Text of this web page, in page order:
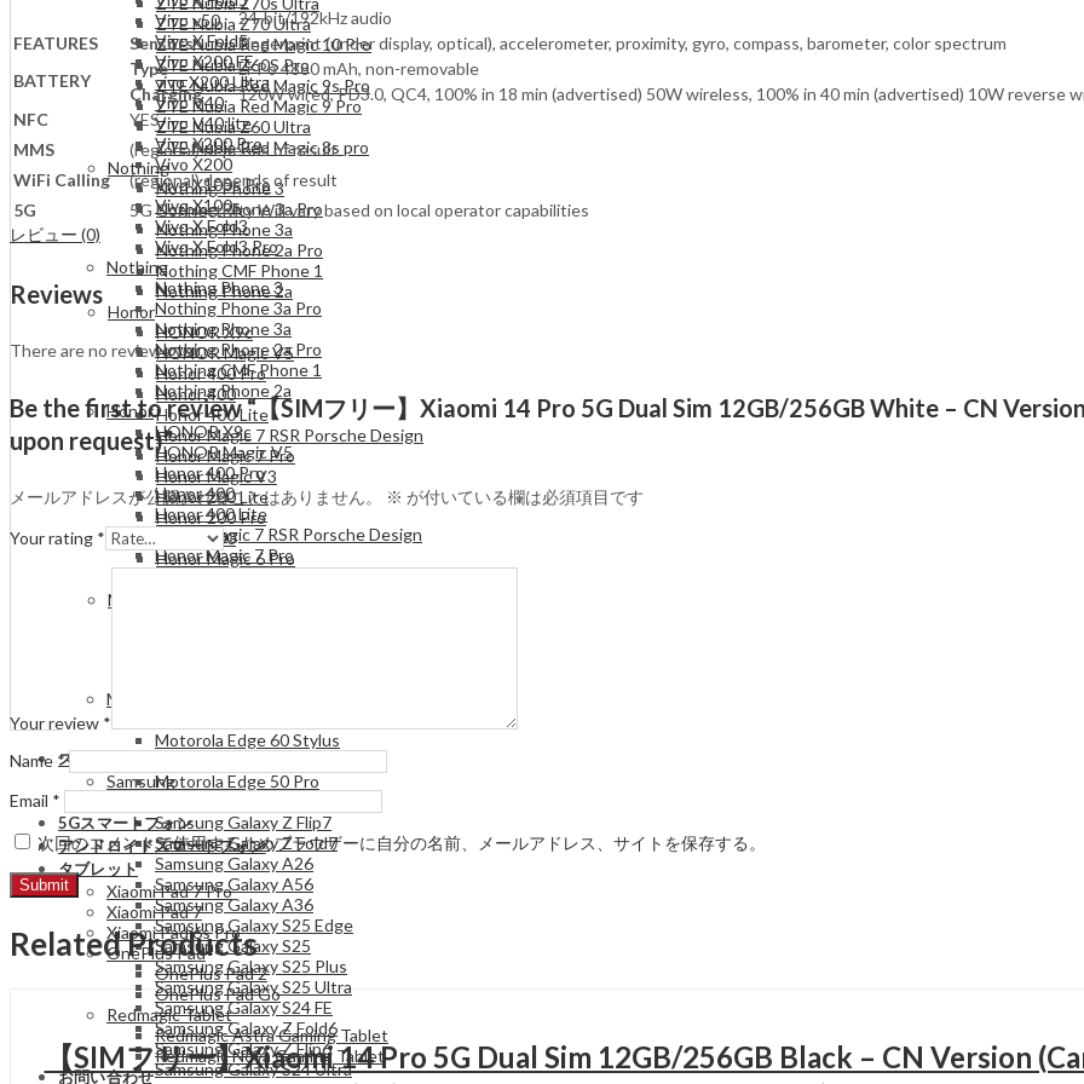
ZTE Nubia Z70 Ultra
ZTE Nubia Red Magic 10 Pro
ZTE Nubia Z60S Pro
ZTE Nubia Red Magic 9s Pro
ZTE Nubia Red Magic 9 Pro
ZTE Nubia Z60 Ultra
ZTE Nubia Red Magic 8s pro
Nothing
Nothing Phone 3
Nothing Phone 3a Pro
Nothing Phone 3a
Nothing Phone 2a Pro
Nothing CMF Phone 1
Nothing Phone 2a
Honor
HONOR X9c
HONOR Magic V5
Honor 400 Pro
Honor 400
Honor 400 Lite
Honor Magic 7 RSR Porsche Design
Honor Magic 7 Pro
Honor Magic V3
Honor 200 Lite
Honor 200 Pro
Honor 200
Honor Magic 6 Pro
Motorola
スマートフォン
Samsung
Samsung Galaxy Z Flip7
Samsung Galaxy Z Fold7
Samsung Galaxy A26
Samsung Galaxy A56
Samsung Galaxy A36
Samsung Galaxy S25 Edge
Samsung Galaxy S25
Samsung Galaxy S25 Plus
Samsung Galaxy S25 Ultra
Samsung Galaxy S24 FE
Samsung Galaxy Z Fold6
Samsung Galaxy Z Flip6
Samsung Galaxy S24 Ultra
Vivo v50
Vivo X Fold5
Vivo X200 FE
vivo X200 Ultra
Vivo V40
Vivo V40 lite
Vivo X200 Pro
Vivo X200
Vivo X100s Pro
Vivo X100s
Vivo X Fold3
Vivo X Fold3 Pro
Nothing
Nothing Phone 3
Nothing Phone 3a Pro
Nothing Phone 3a
Nothing Phone 2a Pro
Nothing CMF Phone 1
Nothing Phone 2a
Honor
HONOR X9c
HONOR Magic V5
Honor 400 Pro
Honor 400
Honor 400 Lite
Honor Magic 7 RSR Porsche Design
Honor Magic 7 Pro
Honor Magic V3
Motorola
Motorola Edge 60 Stylus
Motorola Edge 50 Pro
5Gスマートフォン
アンドロイドスマートフォン
タブレット
Xiaomi Pad 7 Pro
Xiaomi Pad 7
Xiaomi Pad 6s Pro
OnePlus Pad
OnePlus Pad 2
OnePlus Pad Go
Redmagic Tablet
Redmagic Astra Gaming Tablet
Redmagic Nova Gaming Tablet
お問い合わせ
24-bit/192kHz audio
FEATURES
Sensors
Fingerprint (under display, optical), accelerometer, proximity, gyro, compass, barometer, color spectrum
BATTERY
Type
Li-Po 4880 mAh, non-removable
Charging
120W wired, PD3.0, QC4, 100% in 18 min (advertised) 50W wireless, 100% in 40 min (advertised) 10W reverse
NFC
YES
MMS
(regional) depends of result
WiFi Calling
(regional) depends of result
5G
5G Connectivity Will vary based on local operator capabilities
レビュー (0)
Reviews
There are no reviews yet.
Be the first to review “【SIMフリー】Xiaomi 14 Pro 5G Dual Sim 12GB/256GB White – CN
upon request)”
メールアドレスが公開されることはありません。 ※ が付いている欄は必須項目です
Your rating *
Your review *
Name *
Email *
次回のコメントで使用するためブラウザーに自分の名前、メールアドレス、サイトを保存する。
Related Products
【SIMフリー】Xiaomi 14 Pro 5G Dual Sim 12GB/256GB Black – CN Version